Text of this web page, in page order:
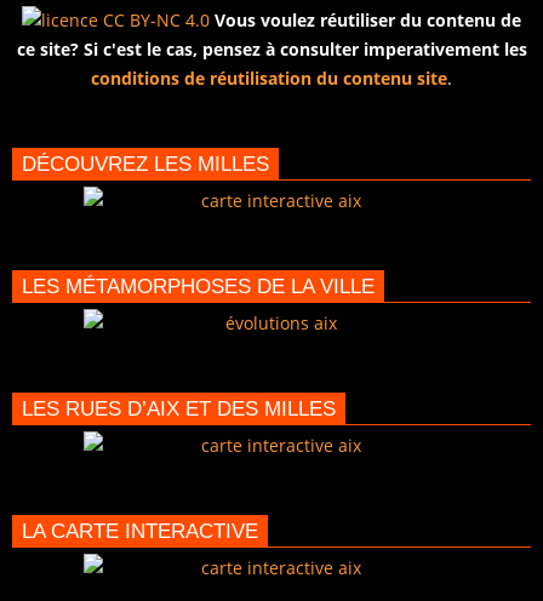
Vous voulez réutiliser du contenu de
ce site? Si c'est le cas, pensez à consulter imperativement les
conditions de réutilisation du contenu site.
DÉCOUVREZ LES MILLES
LES MÉTAMORPHOSES DE LA VILLE
LES RUES D’AIX ET DES MILLES
LA CARTE INTERACTIVE